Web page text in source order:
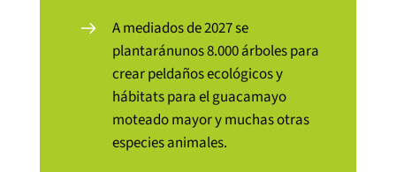
A mediados de 2027se
plantaránunos8.000 árbolespara
crear peldaños ecológicos y
hábitats para el guacamayo
moteado mayor y muchas otras
especies animales.